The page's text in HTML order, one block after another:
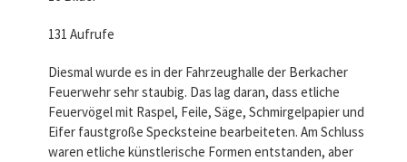
131 Aufrufe
Diesmal wurde es in der Fahrzeughalle der Berkacher
Feuerwehr sehr staubig. Das lag daran, dass etliche
Feuervögel mit Raspel, Feile, Säge, Schmirgelpapier und
Eifer faustgroße Specksteine bearbeiteten. Am Schluss
waren etliche künstlerische Formen entstanden, aber